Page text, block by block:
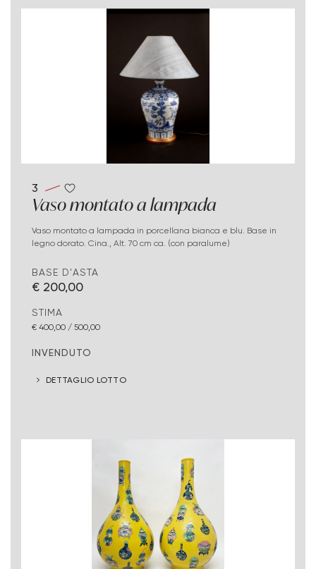
3
Vaso montato a lampada
Vaso montato a lampada in porcellana bianca e blu. Base in
legno dorato. Cina., Alt. 70 cm ca. (con paralume)
BASE D'ASTA
€ 200,00
STIMA
€ 400,00 / 500,00
INVENDUTO
DETTAGLIO LOTTO